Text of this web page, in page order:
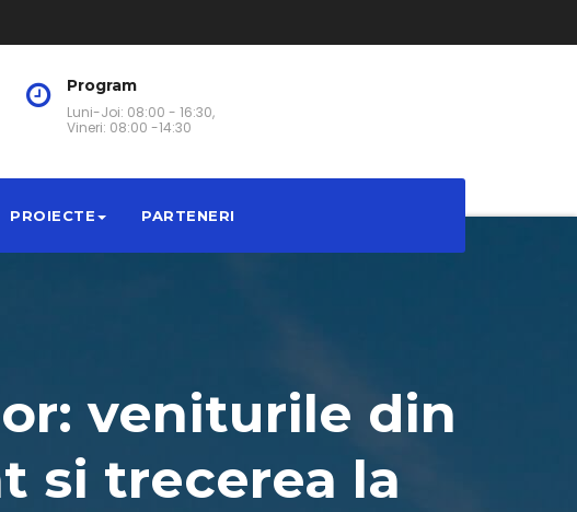
Program
Luni-Joi: 08:00 - 16:30,
Vineri: 08:00 -14:30
PROIECTE PARTENERI
veniturile din
si trecerea la